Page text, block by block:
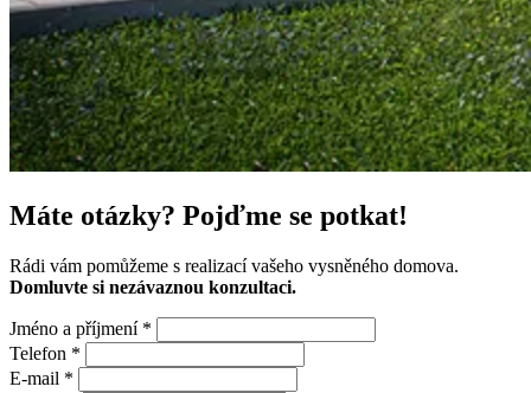
Máte otázky? Pojďme se potkat!
Rádi vám pomůžeme s realizací vašeho vysněného domova.
Domluvte si nezávaznou konzultaci.
Jméno a příjmení *
Telefon *
E-mail *